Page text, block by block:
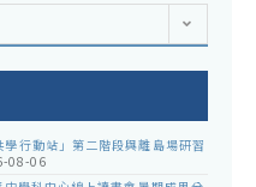
行動站」第二階段與離島場研習
08-06